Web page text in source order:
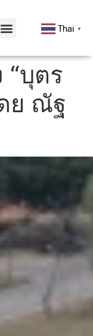
Thai ▼
“บุตร
ย ณัฐ